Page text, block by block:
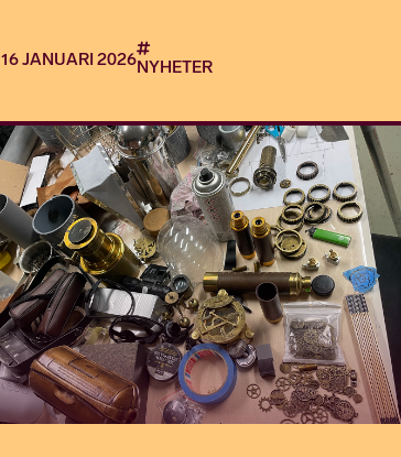
16 JANUARI 2026NYHETER